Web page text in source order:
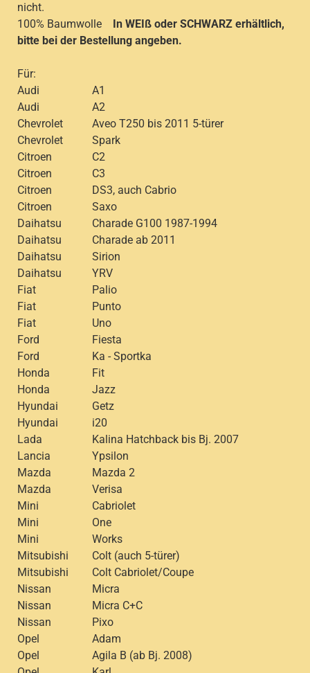
nicht.
100% Baumwolle
In WEIß oder SCHWARZ erhältlich,
bitte bei der Bestellung angeben.
Für:
Audi
A1
Audi
A2
Chevrolet
Aveo T250 bis 2011 5-türer
Chevrolet
Spark
Citroen
C2
Citroen
C3
Citroen
DS3, auch Cabrio
Citroen
Saxo
Daihatsu
Charade G100 1987-1994
Daihatsu
Charade ab 2011
Daihatsu
Sirion
Daihatsu
YRV
Fiat
Palio
Fiat
Punto
Fiat
Uno
Ford
Fiesta
Ford
Ka - Sportka
Honda
Fit
Honda
Jazz
Hyundai
Getz
Hyundai
i20
Lada
Kalina Hatchback bis Bj. 2007
Lancia
Ypsilon
Mazda
Mazda 2
Mazda
Verisa
Mini
Cabriolet
Mini
One
Mini
Works
Mitsubishi
Colt (auch 5-türer)
Mitsubishi
Colt Cabriolet/Coupe
Nissan
Micra
Nissan
Micra C+C
Nissan
Pixo
Opel
Adam
Opel
Agila B (ab Bj. 2008)